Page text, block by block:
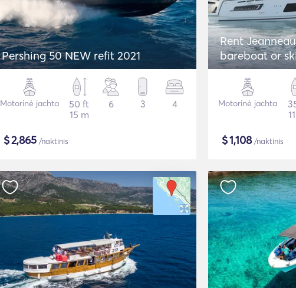
Pershing 50 NEW refit 2021
Motorinė jachta
50 ft
15 m
6 3 4
$2,865 /naktinis
Rent
bareboat or
Motorinė jachta
$1,108/naktinis